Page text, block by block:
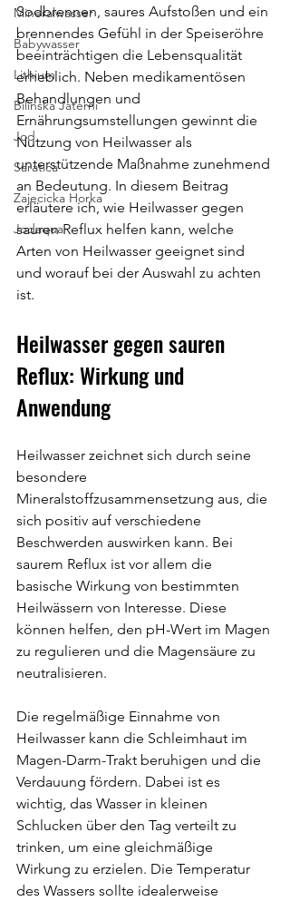
Mineralwasser
Babywasser
Lithium
Bilinska Jaterni
Jod
Saratica
Zajecicka Horka
Jodaqua
Sodbrennen, saures Aufstoßen und ein
brennendes Gefühl in der Speiseröhre
beeinträchtigen die Lebensqualität
erheblich. Neben medikamentösen
Behandlungen und
Ernährungsumstellungen gewinnt die
Nutzung von Heilwasser als
unterstützende Maßnahme zunehmend
an Bedeutung. In diesem Beitrag
erläutere ich, wie Heilwasser gegen
sauren Reflux helfen kann, welche
Arten von Heilwasser geeignet sind
und worauf bei der Auswahl zu achten
ist.
Heilwasser gegen sauren
Reflux: Wirkung und
Anwendung
Heilwasser zeichnet sich durch seine
besondere
Mineralstoffzusammensetzung aus, die
sich positiv auf verschiedene
Beschwerden auswirken kann. Bei
saurem Reflux ist vor allem die
basische Wirkung von bestimmten
Heilwässern von Interesse. Diese
können helfen, den pH-Wert im Magen
zu regulieren und die Magensäure zu
neutralisieren.
Die regelmäßige Einnahme von
Heilwasser kann die Schleimhaut im
Magen-Darm-Trakt beruhigen und die
Verdauung fördern. Dabei ist es
wichtig, das Wasser in kleinen
Schlucken über den Tag verteilt zu
trinken, um eine gleichmäßige
Wirkung zu erzielen. Die Temperatur
des Wassers sollte idealerweise